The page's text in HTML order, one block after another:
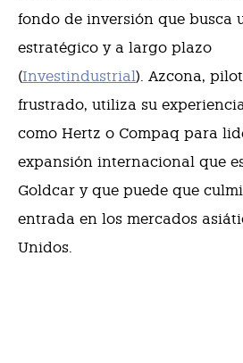
fondo de inversión que busca
estratégico y a largo plazo
(Investindustrial). Azcona,
frustrado, utiliza su
como Hertz o Compaq para
expansión internacional que
Goldcar y que puede que
entrada en los mercados
Unidos.